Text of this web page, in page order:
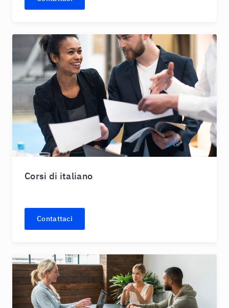
Corsi di italiano
Contattaci